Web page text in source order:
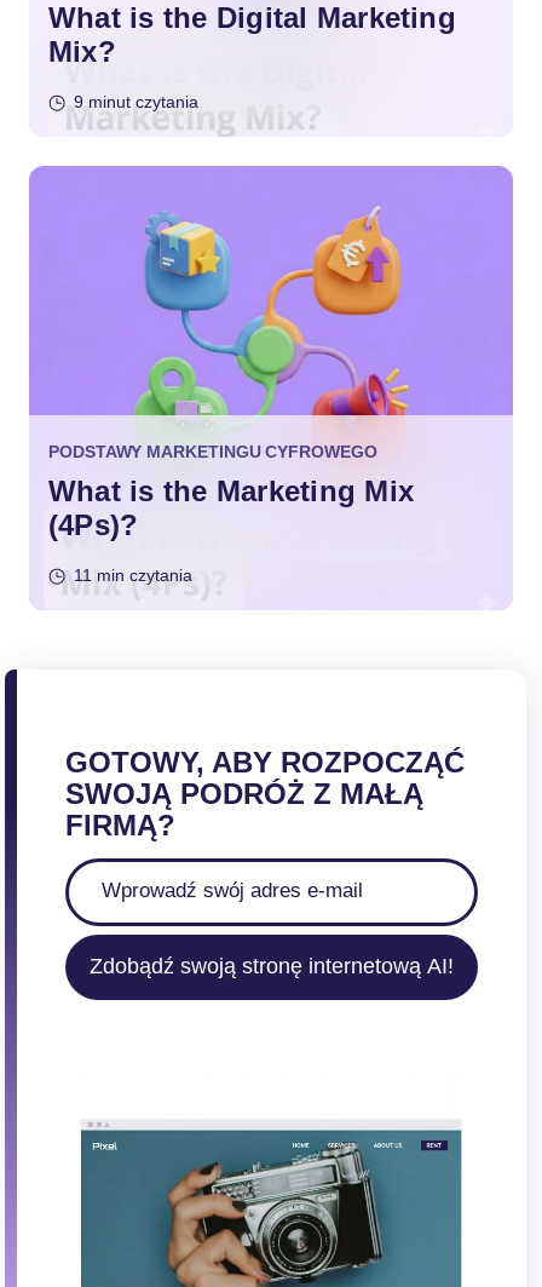
What is the Digital Marketing
Mix?
9 minut czytania
PODSTAWY MARKETINGU CYFROWEGO
What is the Marketing Mix
(4Ps)?
11 min czytania
GOTOWY, ABY ROZPOCZĄĆ
SWOJĄ PODRÓŻ Z MAŁĄ
FIRMĄ?
Zdobądź swoją stronę internetową AI!